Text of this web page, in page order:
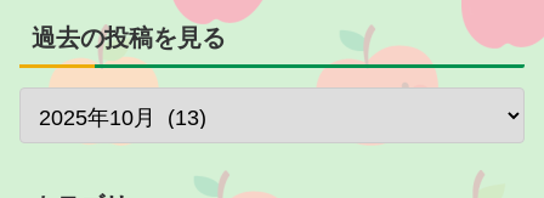
過去の投稿を見る